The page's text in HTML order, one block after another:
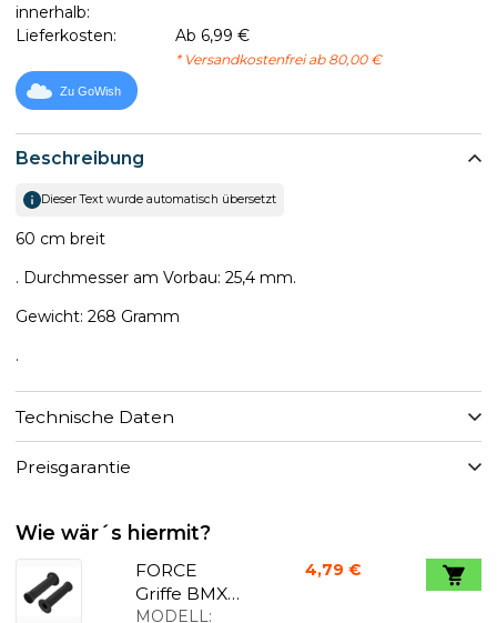
Beschreibung
Dieser Text wurde automatisch übersetzt
60 cm breit
. Durchmesser am Vorbau: 25,4 mm.
Gewicht: 268 Gramm
.
Technische Daten
Preisgarantie
innerhalb:
Lieferkosten: Ab 6,99 €
* Versandkostenfrei ab 80,00 €
Zu GoWish
Wie wär´s hiermit?
FORCE
Griffe BMX
130mm
MODELL:
4,79 €